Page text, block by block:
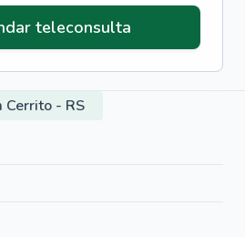
teleconsulta
Cerrito - RS